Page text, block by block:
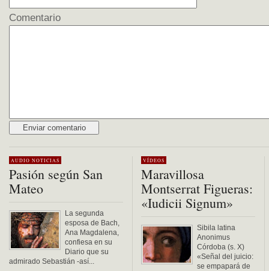
Comentario
AUDIO NOTICIAS
Pasión según San
Mateo
La segunda
esposa de Bach,
Ana Magdalena,
confiesa en su
Diario que su
admirado Sebastián -así...
VÍDEOS
Maravillosa
Montserrat Figueras:
«Iudicii Signum»
Sibila latina
Anonimus
Córdoba (s. X)
«Señal del juicio:
se empapará de